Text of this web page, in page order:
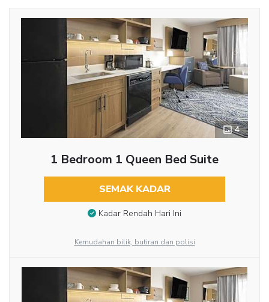
4
1 Bedroom 1 Queen Bed Suite
SEMAK KADAR
Kadar Rendah Hari Ini
Kemudahan bilik, butiran dan polisi